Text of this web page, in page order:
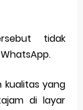
tidak
kualitas yang
di layar